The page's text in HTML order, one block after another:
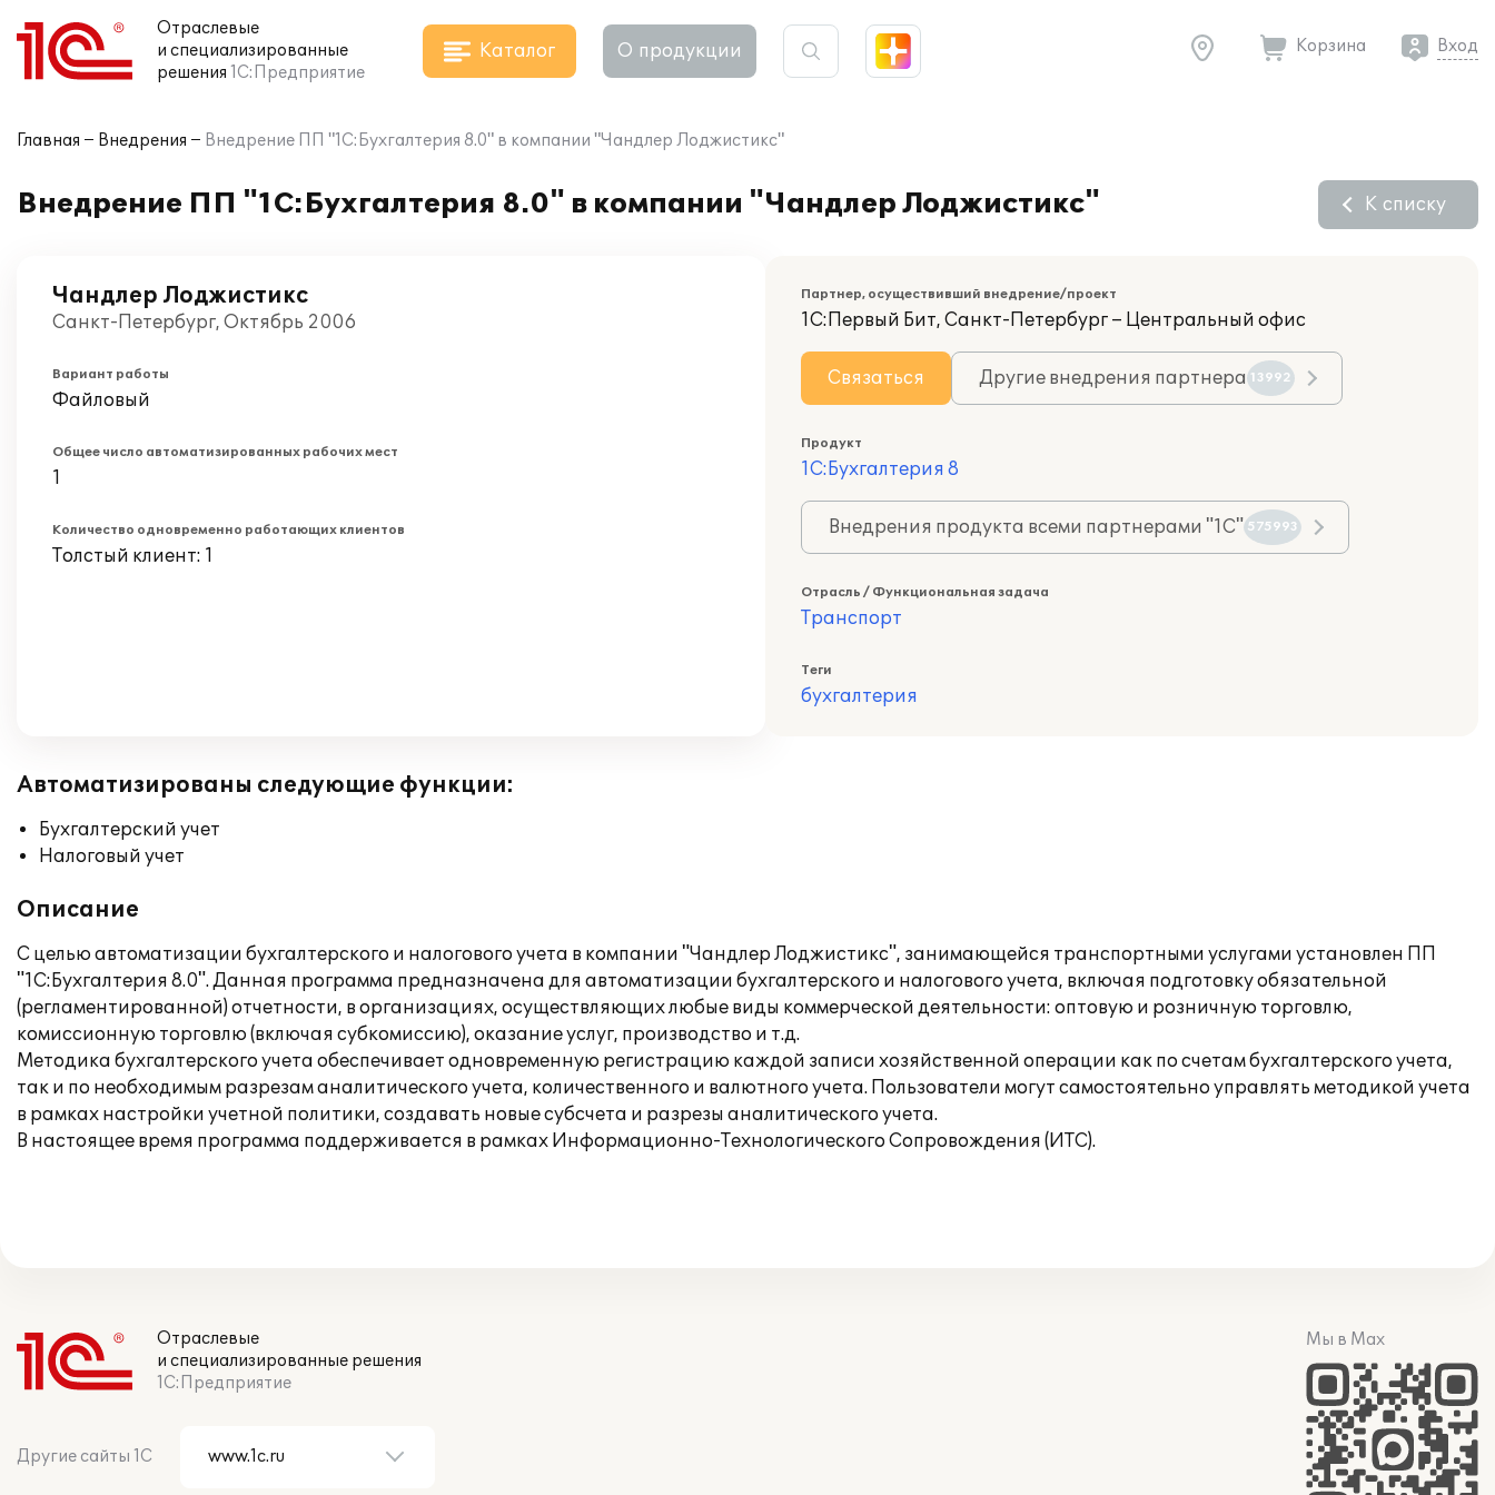
Отраслевые
и специализированные
решения 1С:Предприятие
Каталог О продукции Корзина Вход
Главная Внедрения Внедрение ПП "1C:Бухгалтерия 8.0" в компании "Чандлер Лоджистикс"
Внедрение ПП "1C:Бухгалтерия 8.0" в компании "Чандлер Лоджистикс" К списку
Чандлер Лоджистикс
Санкт-Петербург, Октябрь 2006
Вариант работы
Файловый
Общее число автоматизированных рабочих мест
1
Количество одновременно работающих клиентов
Толстый клиент: 1
Партнер, осуществивший внедрение/проект
1С:Первый Бит, Санкт-Петербург – Центральный офис
Связаться Другие внедрения партнера 13992
Продукт
1С:Бухгалтерия 8
Внедрения продукта всеми партнерами "1С" 575993
Отрасль / Функциональная задача
Транспорт
Теги
бухгалтерия
Автоматизированы следующие функции:
Бухгалтерский учет
Налоговый учет
Описание
С целью автоматизации бухгалтерского и налогового учета в компании "Чандлер Лоджистикс", занимающейся транспортными услугами установлен ПП
"1С:Бухгалтерия 8.0". Данная программа предназначена для автоматизации бухгалтерского и налогового учета, включая подготовку обязательной
(регламентированной) отчетности, в организациях, осуществляющих любые виды коммерческой деятельности: оптовую и розничную торговлю,
комиссионную торговлю (включая субкомиссию), оказание услуг, производство и т.д.
Методика бухгалтерского учета обеспечивает одновременную регистрацию каждой записи хозяйственной операции как по счетам бухгалтерского учета,
так и по необходимым разрезам аналитического учета, количественного и валютного учета. Пользователи могут самостоятельно управлять методикой учета
в рамках настройки учетной политики, создавать новые субсчета и разрезы аналитического учета.
В настоящее время программа поддерживается в рамках Информационно-Технологического Сопровождения (ИТС).
Отраслевые
и специализированные решения
1С:Предприятие
Другие сайты 1С
Мы в Max